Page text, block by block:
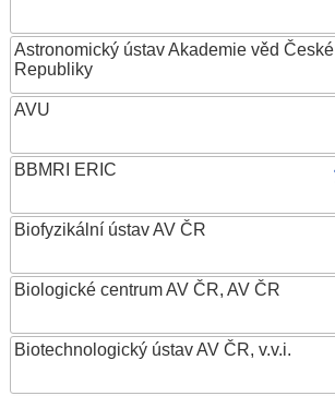
Astronomický ústav Akademie věd České
Republiky
AVU
BBMRI ERIC
Biofyzikální ústav AV ČR
Biologické centrum AV ČR, AV ČR
Biotechnologický ústav AV ČR, v.v.i.